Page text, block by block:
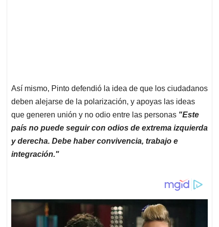
Así mismo, Pinto defendió la idea de que los ciudadanos
deben alejarse de la polarización, y apoyas las ideas
que generen unión y no odio entre las personas "Este
país no puede seguir con odios de extrema izquierda
y derecha. Debe haber convivencia, trabajo e
integración."